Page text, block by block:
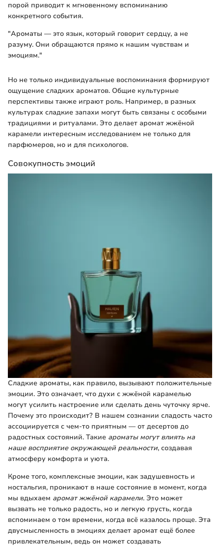
порой приводит к мгновенному вспоминанию
конкретного события.
"Ароматы — это язык, который говорит сердцу, а не
разуму. Они обращаются прямо к нашим чувствам и
эмоциям."
Но не только индивидуальные воспоминания формируют
ощущение сладких ароматов. Общие культурные
перспективы также играют роль. Например, в разных
культурах сладкие запахи могут быть связаны с особыми
традициями и ритуалами. Это делает аромат жжёной
карамели интересным исследованием не только для
парфюмеров, но и для психологов.
Совокупность эмоций
Сладкие ароматы, как правило, вызывают положительные
эмоции. Это означает, что духи с жжёной карамелью
могут усилить настроение или сделать день чуточку ярче.
Почему это происходит? В нашем сознании сладость часто
ассоциируется с чем-то приятным — от десертов до
радостных состояний. Такие ароматы могут влиять на
наше восприятие окружающей реальности, создавая
атмосферу комфорта и уюта.
Кроме того, комплексные эмоции, как задушевность и
ностальгия, проникают в наше состояние в момент, когда
мы вдыхаем аромат жжёной карамели. Это может
вызвать не только радость, но и легкую грусть, когда
вспоминаем о том времени, когда всё казалось проще. Эта
двусмысленность в эмоциях делает аромат ещё более
привлекательным, ведь он может создавать